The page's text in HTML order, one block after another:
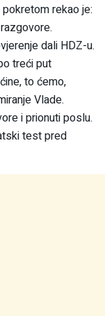
rekao je:
dali HDZ-u.
treći put
to ćemo,
Vlade.
i prionuti poslu.
test pred